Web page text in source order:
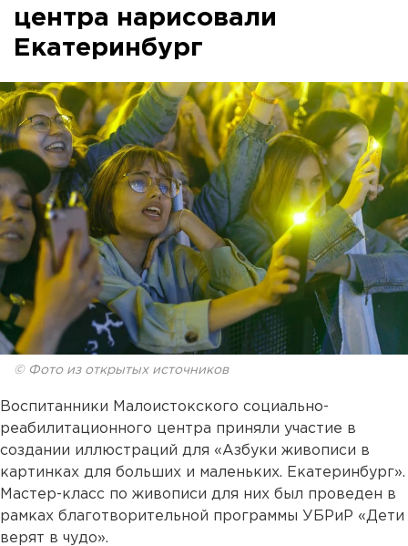
центра нарисовали
Екатеринбург
© Фото из открытых источников
Воспитанники Малоистокского социально-
реабилитационного центра приняли участие в
создании иллюстраций для «Азбуки живописи в
картинках для больших и маленьких. Екатеринбург».
Мастер-класс по живописи для них был проведен в
рамках благотворительной программы УБРиР «Дети
верят в чудо».